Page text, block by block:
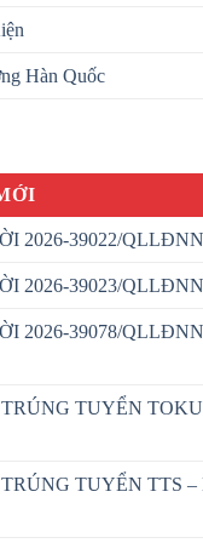
Hàn Quốc
2026-39022/
2026-39023/
2026-39078/
TUYỂN
TUYỂN TTS –